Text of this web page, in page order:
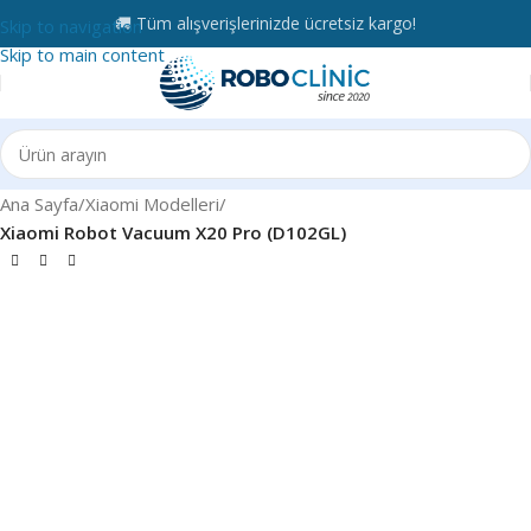
Skip to navigation
Skip to main content
🚚 Tüm alışverişlerinizde ücretsiz kargo!
Ana Sayfa Xiaomi Modelleri
Xiaomi Robot Vacuum X20 Pro (D102GL)